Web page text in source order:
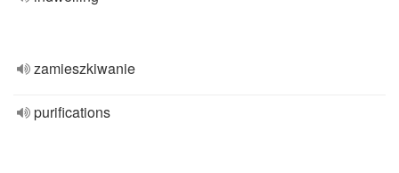
zamieszkiwanie
purifications